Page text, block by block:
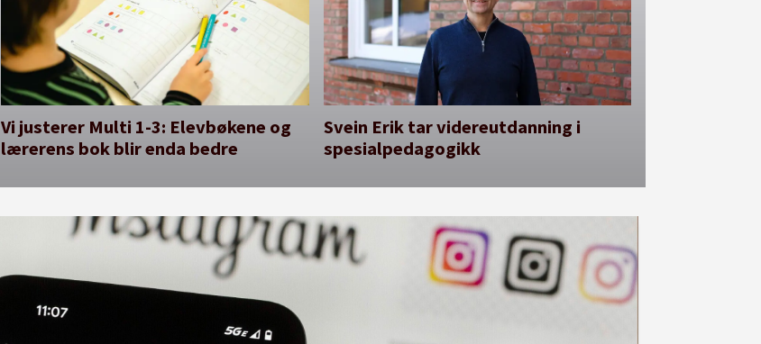
Vi justerer Multi 1-3: Elevbøkene og
lærerens bok blir enda bedre
Svein Erik tar videreutdanning i
spesialpedagogikk